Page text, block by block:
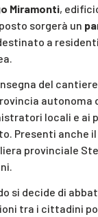
Miramonti,
sorgerà un
a
del
autonoma
locali e ai
. Presenti anche
provinciale
si decide di
tra i cittadini